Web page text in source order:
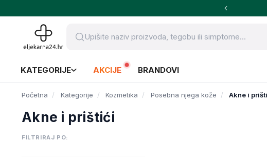
KATEGORIJE AKCIJE BRANDOVI
Početna Kategorije Kozmetika Posebna njega kože Akne i
Akne i prištići
FILTRIRAJ PO: